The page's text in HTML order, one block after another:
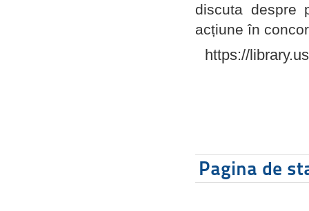
discuta despre
acțiune în
https://
Pagina de